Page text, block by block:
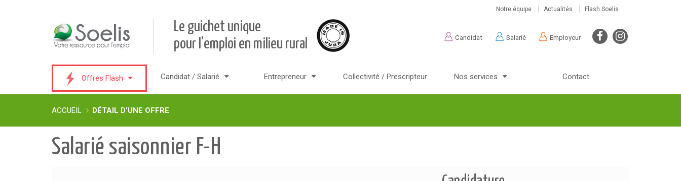
Notre équipe Actualités Flash Soelis
Le guichet unique
pour l'emploi en milieu rural
Candidat Salarié Employeur
Offres Flash Candidat / Salarié Entrepreneur Collectivité / Prescripteur Nos services Contact
ACCUEIL DÉTAIL D'UNE OFFRE
Salarié saisonnier F-H